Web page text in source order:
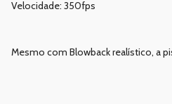
Velocidade: 350fps
Mesmo com Blowback realístico, a